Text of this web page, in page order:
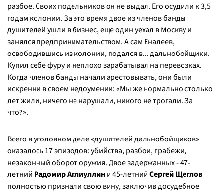
разбое. Своих подельников он не выдал. Его осудили к 3,5
годам колонии. За это время двое из членов банды
душителей ушли в бизнес, еще один уехал в Москву и
занялся предпринимательством. А сам Еналеев,
освободившись из колонии, подался в... дальнобойщики.
Купил себе фуру и неплохо зарабатывал на перевозках.
Когда членов банды начали арестовывать, они были
искренни в своем недоумении: «Мы же нормально столько
лет жили, ничего не нарушали, никого не трогали. За
что?».
Всего в уголовном деле «душителей дальнобойщиков»
оказалось 17 эпизодов: убийства, разбои, грабежи,
незаконный оборот оружия. Двое задержанных - 47-
летний Радомир Аглиуллини 45-летнийСергей Щеглов
полностью признали свою вину, заключив досудебное